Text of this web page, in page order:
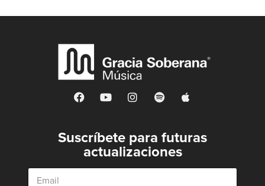
Suscríbete para futuras
actualizaciones
E